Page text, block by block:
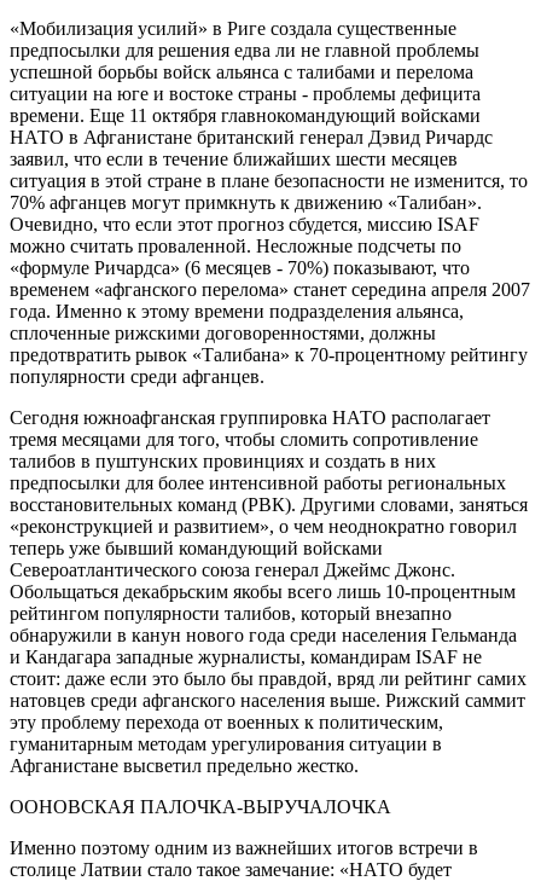
«Мобилизация усилий» в Риге создала существенные
предпосылки для решения едва ли не главной проблемы
успешной борьбы войск альянса с талибами и перелома
ситуации на юге и востоке страны - проблемы дефицита
времени. Еще 11 октября главнокомандующий войсками
НАТО в Афганистане британский генерал Дэвид Ричардс
заявил, что если в течение ближайших шести месяцев
ситуация в этой стране в плане безопасности не изменится, то
70% афганцев могут примкнуть к движению «Талибан».
Очевидно, что если этот прогноз сбудется, миссию ISAF
можно считать проваленной. Несложные подсчеты по
«формуле Ричардса» (6 месяцев - 70%) показывают, что
временем «афганского перелома» станет середина апреля 2007
года. Именно к этому времени подразделения альянса,
сплоченные рижскими договоренностями, должны
предотвратить рывок «Талибана» к 70-процентному рейтингу
популярности среди афганцев.
Сегодня южноафганская группировка НАТО располагает
тремя месяцами для того, чтобы сломить сопротивление
талибов в пуштунских провинциях и создать в них
предпосылки для более интенсивной работы региональных
восстановительных команд (РВК). Другими словами, заняться
«реконструкцией и развитием», о чем неоднократно говорил
теперь уже бывший командующий войсками
Североатлантического союза генерал Джеймс Джонс.
Обольщаться декабрьским якобы всего лишь 10-процентным
рейтингом популярности талибов, который внезапно
обнаружили в канун нового года среди населения Гельманда
и Кандагара западные журналисты, командирам ISAF не
стоит: даже если это было бы правдой, вряд ли рейтинг самих
натовцев среди афганского населения выше. Рижский саммит
эту проблему перехода от военных к политическим,
гуманитарным методам урегулирования ситуации в
Афганистане высветил предельно жестко.
ООНОВСКАЯ ПАЛОЧКА-ВЫРУЧАЛОЧКА
Именно поэтому одним из важнейших итогов встречи в
столице Латвии стало такое замечание: «НАТО будет